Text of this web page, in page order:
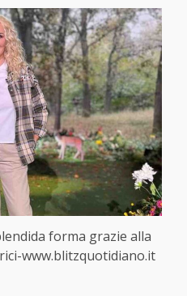
forma grazie alla
www.blitzquotidiano.it